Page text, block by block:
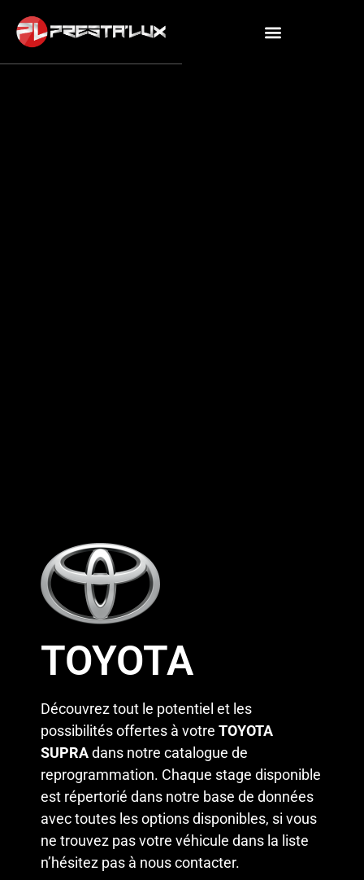
TOYOTA
Découvrez tout le potentiel et les
possibilités offertes à votre TOYOTA
SUPRAdans notre catalogue de
reprogrammation. Chaque stage disponible
est répertorié dans notre base de données
avec toutes les options disponibles, si vous
ne trouvez pas votre véhicule dans la liste
n’hésitez pas à nous contacter.